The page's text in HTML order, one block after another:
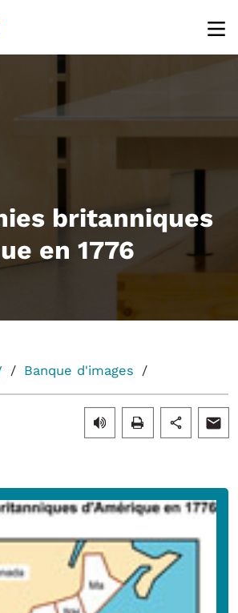
britanniques
en 1776
Banque d'images